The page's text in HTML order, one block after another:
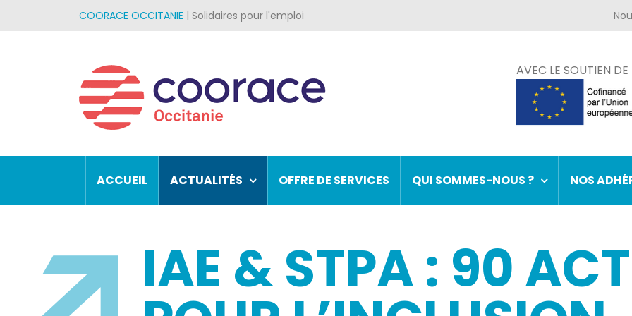
COORACE OCCITANIE | Solidaires pour l'emploi
AVEC LE SOUTIEN DE
ACCUEIL ACTUALITÉS OFFRE DE SERVICES QUI SOMMES-NOUS ? NOS
IAE & STPA : 90